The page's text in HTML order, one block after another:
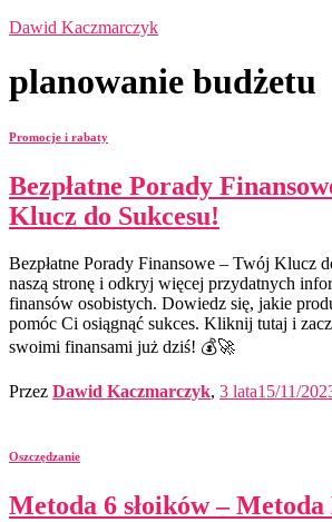
Dawid Kaczmarczyk
planowanie budżetu
Promocje i rabaty
Bezpłatne Porady
Klucz do Sukcesu!
Bezpłatne Porady Finansowe – Twój Klucz
naszą stronę i odkryj więcej przydatnych
finansów osobistych. Dowiedz się, jakie
pomóc Ci osiągnąć sukces. Kliknij tutaj i
swoimi finansami już dziś! 💰🚀
Przez Dawid Kaczmarczyk, 3 lata15/11/
Oszczędzanie
Metoda 6 słoików –